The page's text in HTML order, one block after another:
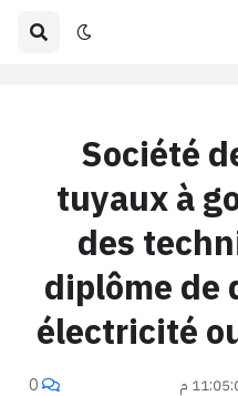
Société
tuyaux à
des
diplôme de
électricité
0